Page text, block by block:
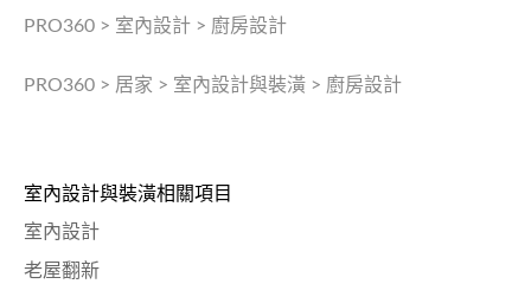
PRO360 > 室內設計 > 廚房設計
PRO360 > 居家 > 室內設計與裝潢 > 廚房設計
室內設計與裝潢相關項目
室內設計
老屋翻新